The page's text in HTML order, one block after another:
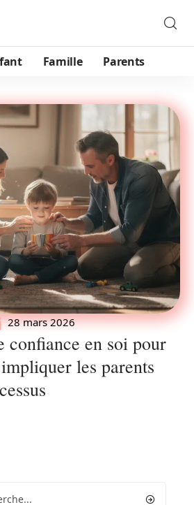
Famille Parents
28 mars 2026
confiance en soi pour
les parents